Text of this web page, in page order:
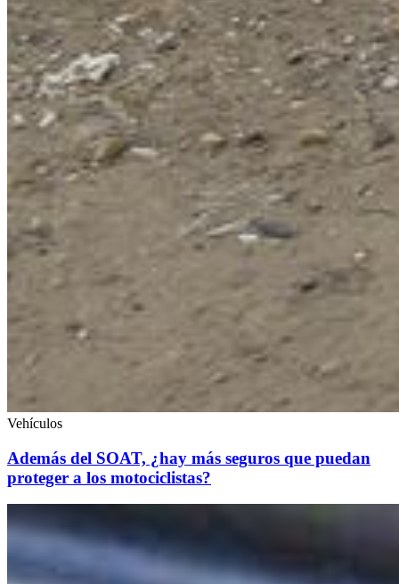
Vehículos
Además del SOAT, ¿hay más seguros que puedan
proteger a los motociclistas?